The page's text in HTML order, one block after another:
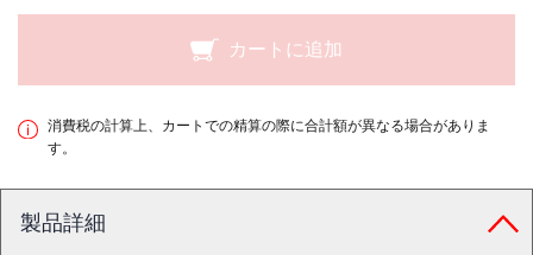
カートに追加
消費税の計算上、カートでの精算の際に合計額が異なる場合がありま
す。
製品詳細